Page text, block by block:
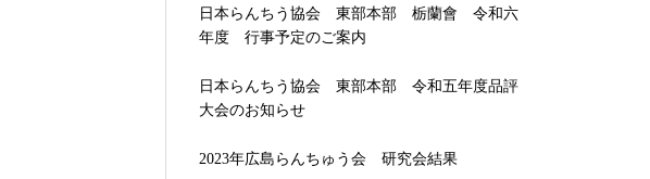
日本らんちう協会 東部本部 栃蘭會 令和六
年度 行事予定のご案内
日本らんちう協会 東部本部 令和五年度品評
大会のお知らせ
2023年広島らんちゅう会 研究会結果